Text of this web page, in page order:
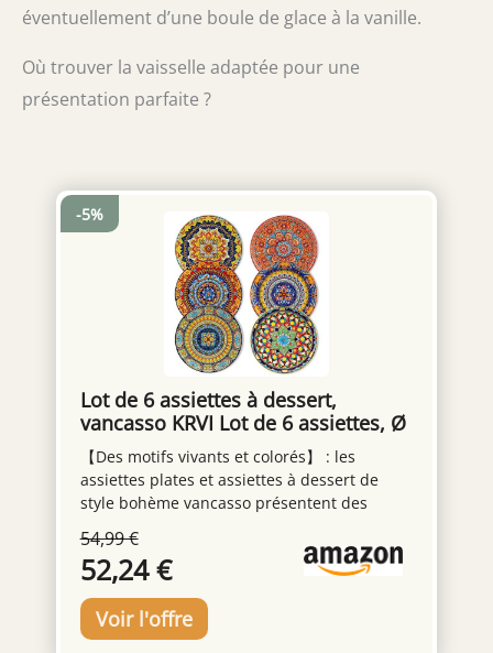
éventuellement d’une boule de glace à la vanille.
Où trouver la vaisselle adaptée pour une
présentation parfaite ?
Lot de 6 assiettes à dessert,
vancasso KRVI Lot de 6 assiettes, Ø
22 cm Lot d'assiettes pour lave-
vaisselle et micro-ondes, assiettes
à pâtes, assiettes à petit-déjeuner,
assiettes à dessert
【Des motifs vivants et colorés】 : les
assiettes plates et assiettes à dessert de
style bohème vancasso présentent des
capturent l'essence libre d'esprit de la
culture bohème. Les couleurs vives et les
motifs artistiques évoquent un sentiment de
joie et de positivité, améliorant votre
expérience culinaire avec une explosion
54,99 €
52,24 €
-5%